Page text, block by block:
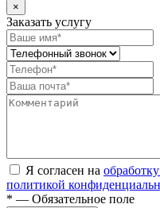
×
Заказать услугу
Я согласен на
политикой
* — Обязательное поле